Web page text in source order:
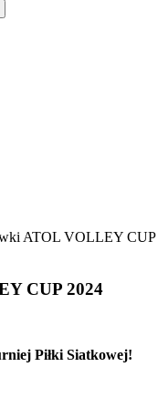
ATOL VOLLEY CUP
CUP 2024
Piłki Siatkowej!